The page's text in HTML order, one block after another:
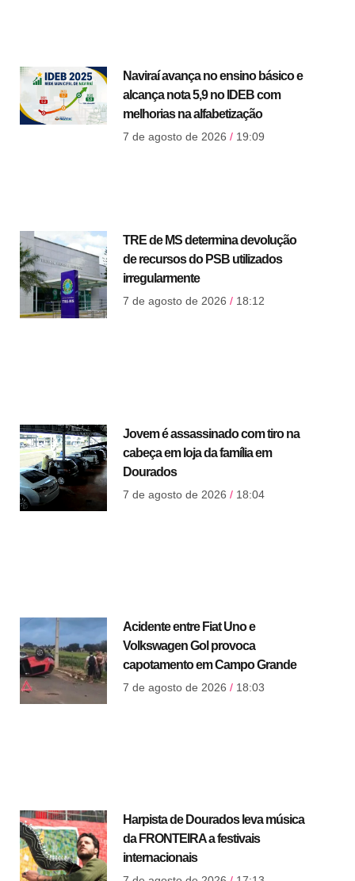
Naviraí avança no ensino básico e
alcança nota 5,9 no IDEB com
melhorias na alfabetização
7 de agosto de 2026 19:09
TRE de MS determina devolução
de recursos do PSB utilizados
irregularmente
7 de agosto de 2026 18:12
Jovem é assassinado com tiro na
cabeça em loja da família em
Dourados
7 de agosto de 2026 18:04
Acidente entre Fiat Uno e
Volkswagen Gol provoca
capotamento em Campo Grande
7 de agosto de 2026 18:03
Harpista de Dourados leva música
da FRONTEIRA a festivais
internacionais